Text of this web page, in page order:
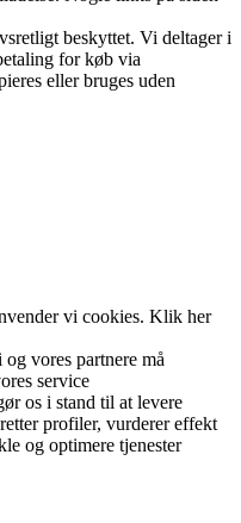
beskyttet. Vi deltager i
for køb via
eller bruges uden
vi cookies. Klik her
vores partnere må
service
os i stand til at levere
profiler, vurderer effekt
og optimere tjenester